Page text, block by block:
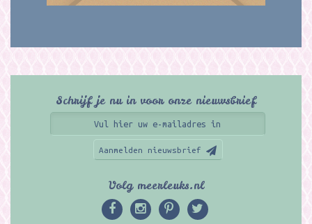
Schrijf je nu in voor onze nieuwsbrief
Aanmelden nieuwsbrief
Volg meerleuks.nl